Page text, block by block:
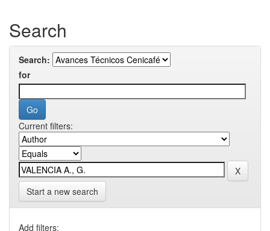
Search
Search:
for
Current filters:
Start a new search
Add filters: